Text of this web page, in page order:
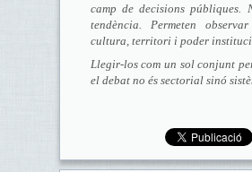
camp de decisions públiques.
tendència. Permeten
cultura, territori i poder
Llegir-los com un sol conjunt
el debat no és sectorial sinó